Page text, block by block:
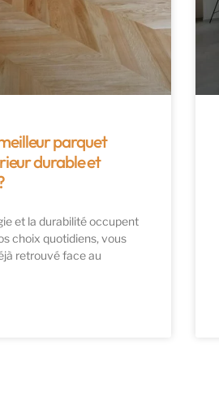
parquet
durable et
et la durabilité occupent
choix quotidiens, vous
retrouvé face au